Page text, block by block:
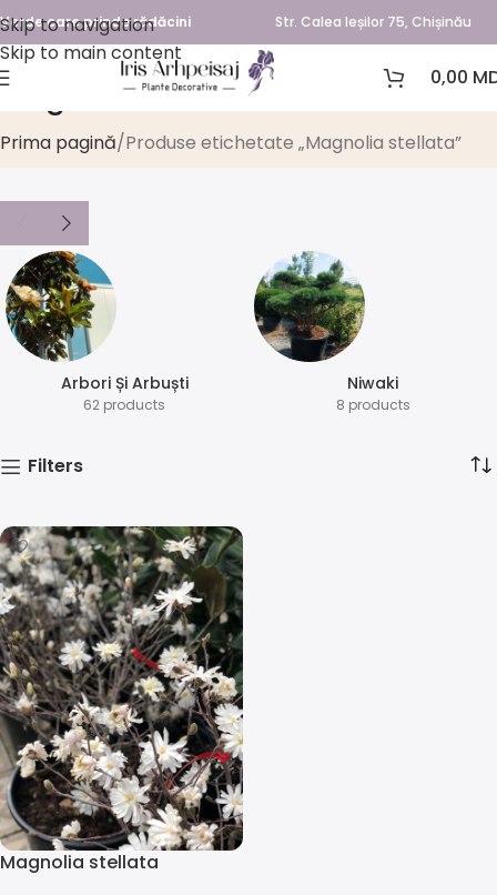
Skip to navigation
Skip to main content
Verde care prinde rădăcini Str. Calea Ieșilor 75, Chișinău
0,00
Magnolia stellata
Prima pagină Produse etichetate „Magnolia stellata”
Arbori Și Arbuști
62 products
⁠Niwaki
8 products
Filters
Magnolia stellata